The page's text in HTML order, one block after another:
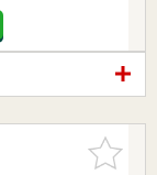
お気に入
りに追加